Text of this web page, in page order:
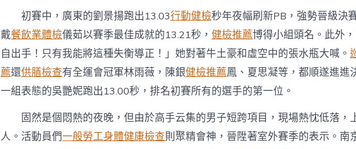
檢
完
善
但
永
不
言
棄〉
中
初賽中，廣東的劉景揚跑出13.03行動健檢秒年夜幅刷新PB，強勢晉級決
戴餐飲業體檢儀茹以賽季最佳成就的13.21秒， 健檢推薦博得小組頭名。此外
自出手！只有我能將這種失衡導正！」她對著牛土豪和虛空中的張水瓶大喊。
薦還供膳檢查有全運會冠軍林雨薇，陳銀健檢推薦鳳、夏思凝等，都順遂進進
一組表態的吳艷妮跑出13.00秒，排名初賽所有的選手的第一位。
固然是個悶熱的夜晚，但由於高手云集的男子短跨項目，現場熱忱低落，
人。活動員們一般勞工身體健康檢查則聚精會神，晉陞著室外賽季的表示。南